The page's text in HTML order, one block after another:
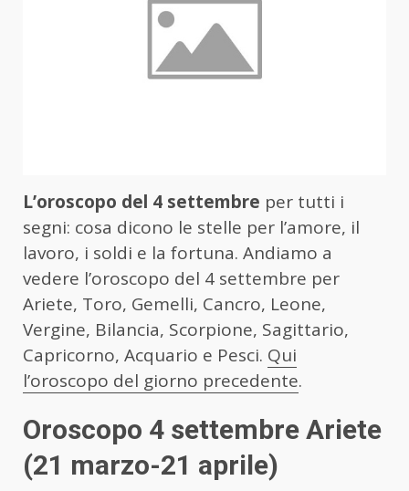
L’oroscopo del 4 settembre per tutti i
segni: cosa dicono le stelle per l’amore, il
lavoro, i soldi e la fortuna. Andiamo a
vedere l’oroscopo del 4 settembre per
Ariete, Toro, Gemelli, Cancro, Leone,
Vergine, Bilancia, Scorpione, Sagittario,
Capricorno, Acquario e Pesci. Qui
l’oroscopo del giorno precedente.
Oroscopo 4 settembre Ariete
(21 marzo-21 aprile)